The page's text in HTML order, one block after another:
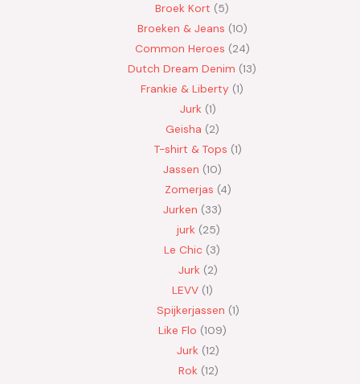
Broek Kort 5
Broeken & Jeans 10
Common Heroes 24
Dutch Dream Denim 13
Frankie & Liberty 1
Jurk 1
Geisha 2
T-shirt & Tops 1
Jassen 10
Zomerjas 4
Jurken 33
jurk 25
Le Chic 3
Jurk 2
LEVV 1
Spijkerjassen 1
Like Flo 109
Jurk 12
Rok 12